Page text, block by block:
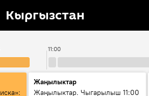
Кыргызстан
11:00
Жаңылыктар
Жаңылыктар. Чыгарылыш 11:00